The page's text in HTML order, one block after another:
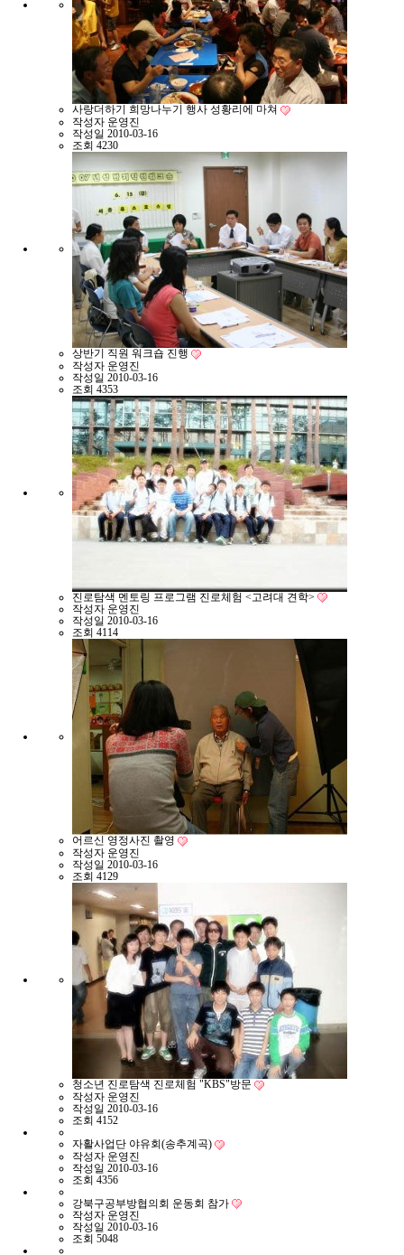
사랑더하기 희망나누기 행사 성황리에 마쳐
작성자 운영진
작성일 2010-03-16
조회 4230
상반기 직원 워크숍 진행
작성자 운영진
작성일 2010-03-16
조회 4353
진로탐색 멘토링 프로그램 진로체험 <고려대 견학>
작성자 운영진
작성일 2010-03-16
조회 4114
어르신 영정사진 촬영
작성자 운영진
작성일 2010-03-16
조회 4129
청소년 진로탐색 진로체험 "KBS"방문
작성자 운영진
작성일 2010-03-16
조회 4152
자활사업단 야유회(송추계곡)
작성자 운영진
작성일 2010-03-16
조회 4356
강북구공부방협의회 운동회 참가
작성자 운영진
작성일 2010-03-16
조회 5048